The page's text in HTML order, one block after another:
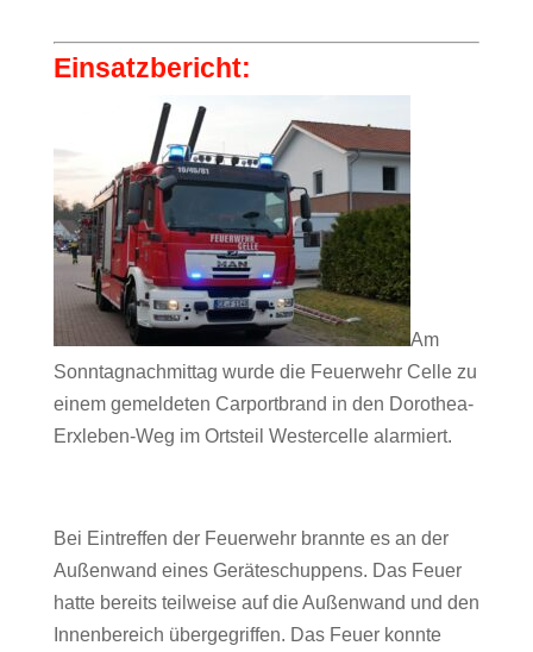
Einsatzbericht:
Am
Sonntagnachmittag wurde die Feuerwehr Celle zu
einem gemeldeten Carportbrand in den Dorothea-
Erxleben-Weg im Ortsteil Westercelle alarmiert.
Bei Eintreffen der Feuerwehr brannte es an der
Außenwand eines Geräteschuppens. Das Feuer
hatte bereits teilweise auf die Außenwand und den
Innenbereich übergegriffen. Das Feuer konnte